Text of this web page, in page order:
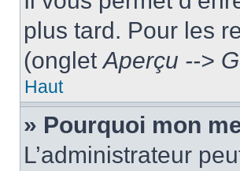
plus tard. Pour les
(ongletAperçu -->
Haut
» Pourquoi mon
L’administrateur